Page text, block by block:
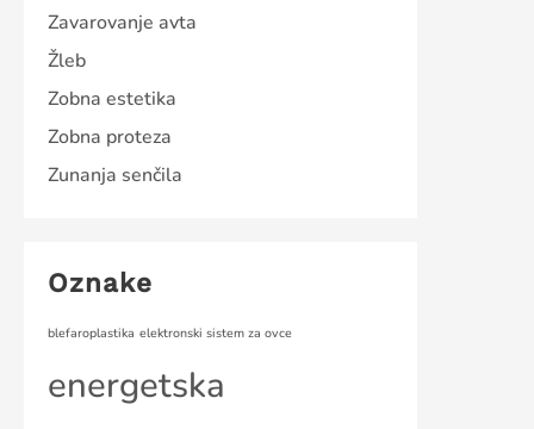
Zavarovanje avta
Žleb
Zobna estetika
Zobna proteza
Zunanja senčila
Oznake
blefaroplastika elektronski sistem za ovce
energetska